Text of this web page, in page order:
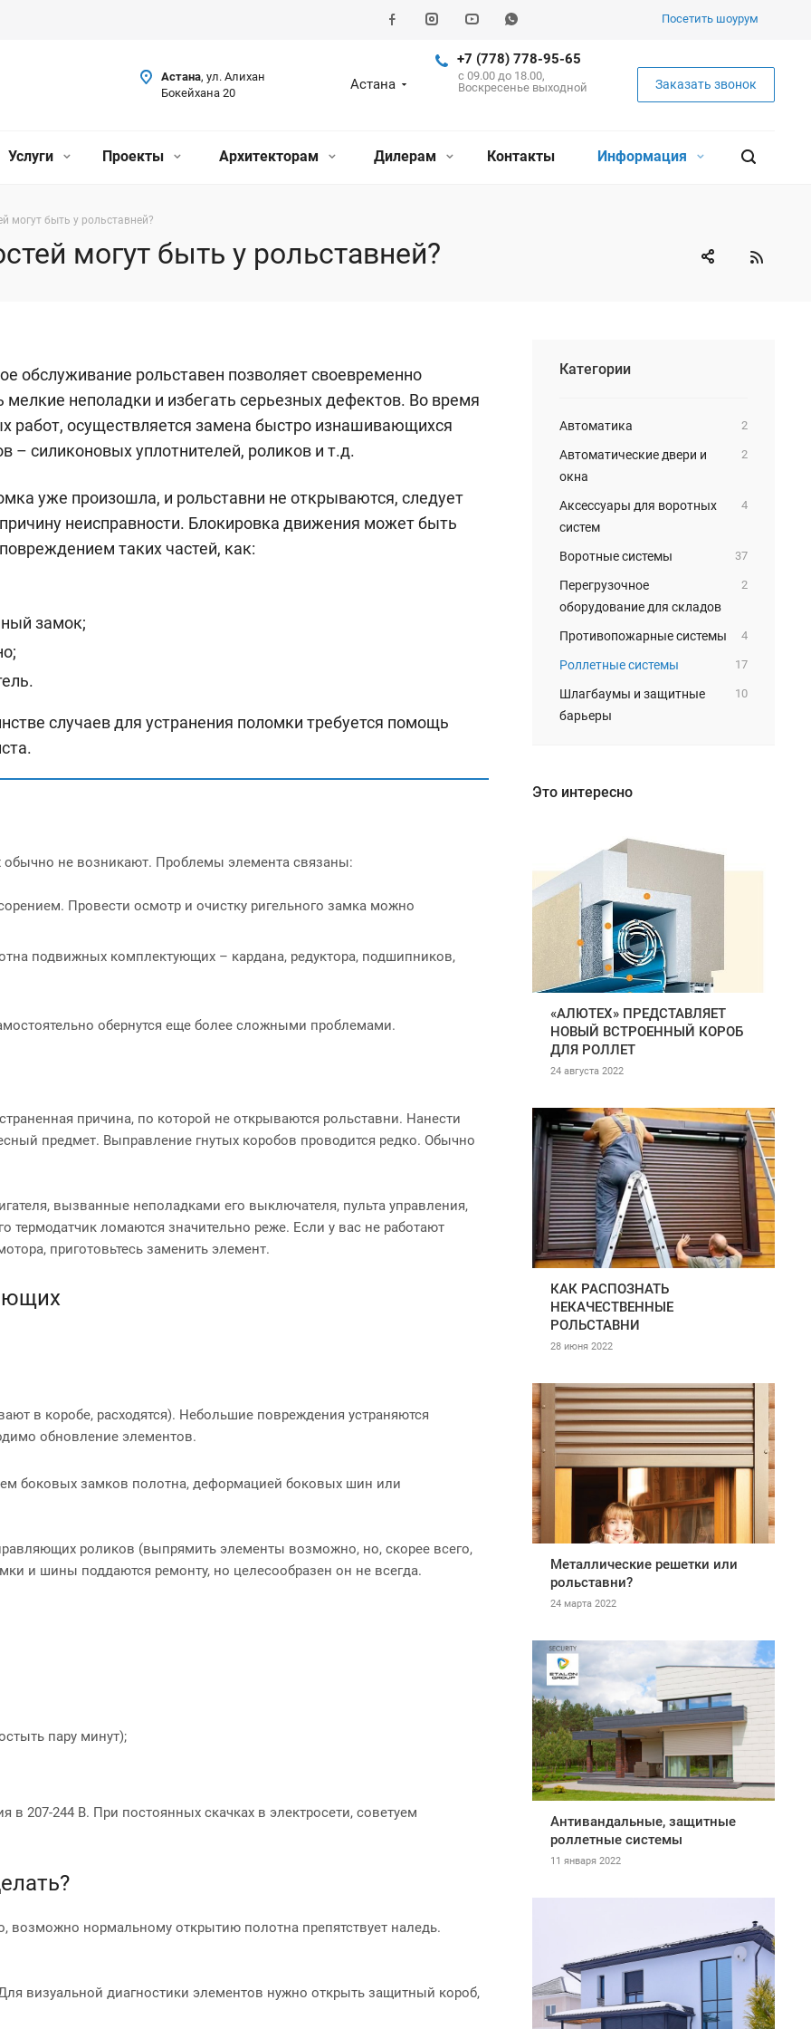
Посетить шоурум
Астана
+7 (778) 778-95-65
c 09.00 до 18.00,
Воскресенье выходной
Заказать звонок
Астана, ул. Алихан
Бокейхана 20
Услуги Проекты Архитекторам Дилерам Контакты Информация
могут быть у рольставней?
могут быть у рольставней?
обслуживание рольставен позволяет своевременно
мелкие неполадки и избегать серьезных дефектов. Во время
работ, осуществляется замена быстро изнашивающихся
– силиконовых уплотнителей, роликов и т.д.
уже произошла, и рольставни не открываются, следует
неисправности. Блокировка движения может быть
таких частей, как:
замок;
случаев для устранения поломки требуется помощь
обычно не возникают. Проблемы элемента связаны:
Провести осмотр и очистку ригельного замка можно
подвижных комплектующих – кардана, редуктора, подшипников,
обернутся еще более сложными проблемами.
причина, по которой не открываются рольставни. Нанести
предмет. Выправление гнутых коробов проводится редко. Обычно
вызванные неполадками его выключателя, пульта управления,
термодатчик ломаются значительно реже. Если у вас не работают
приготовьтесь заменить элемент.
в коробе, расходятся). Небольшие повреждения устраняются
обновление элементов.
боковых замков полотна, деформацией боковых шин или
роликов (выпрямить элементы возможно, но, скорее всего,
и шины поддаются ремонту, но целесообразен он не всегда.
пару минут);
207-244 В. При постоянных скачках в электросети, советуем
нормальному открытию полотна препятствует наледь.
визуальной диагностики элементов нужно открыть защитный короб,
Категории
Автоматика 2
Автоматические двери и
окна
2
Аксессуары для воротных
систем
4
Воротные системы 37
Перегрузочное
оборудование для складов
2
Противопожарные системы 4
Роллетные системы 17
Шлагбаумы и защитные
барьеры
10
Это интересно
«АЛЮТЕХ» ПРЕДСТАВЛЯЕТ
НОВЫЙ ВСТРОЕННЫЙ КОРОБ
ДЛЯ РОЛЛЕТ
24 августа 2022
КАК РАСПОЗНАТЬ
НЕКАЧЕСТВЕННЫЕ
РОЛЬСТАВНИ
28 июня 2022
Металлические решетки или
рольставни?
24 марта 2022
Антивандальные, защитные
роллетные системы
11 января 2022